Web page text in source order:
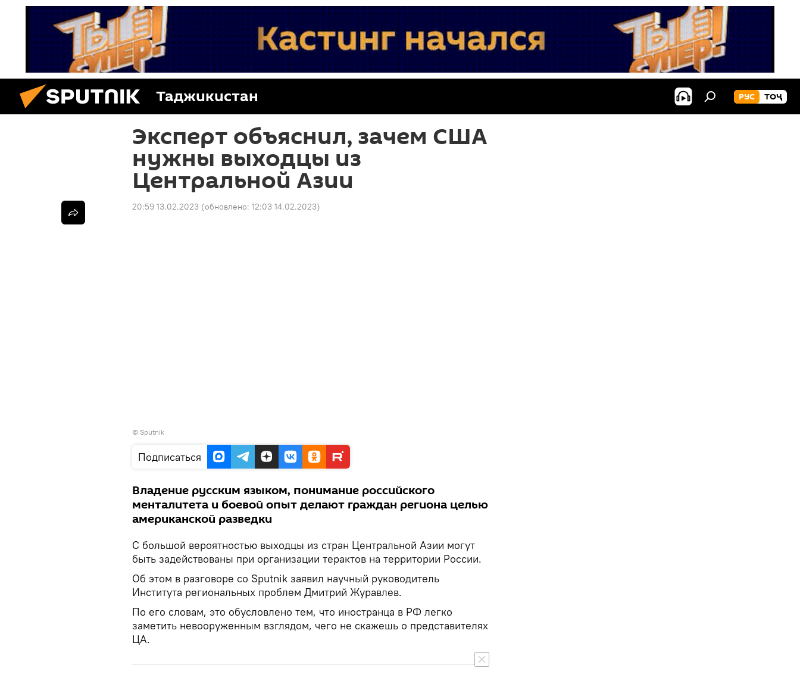
Таджикистан РУС ТОҶ
Эксперт объяснил, зачем США
нужны выходцы из
Центральной Азии
20:59 13.02.2023 (обновлено: 12:03 14.02.2023)
© Sputnik
Подписаться
Владение русским языком, понимание российского
менталитета и боевой опыт делают граждан региона целью
американской разведки
С большой вероятностью выходцы из стран Центральной Азии могут
быть задействованы при организации терактов на территории России.
Об этом в разговоре со Sputnik заявил научный руководитель
Института региональных проблем Дмитрий Журавлев.
По его словам, это обусловлено тем, что иностранца в РФ легко
заметить невооруженным взглядом, чего не скажешь о представителях
ЦА.